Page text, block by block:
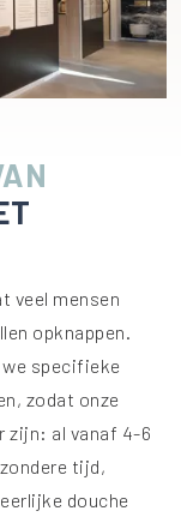
veel mensen
opknappen.
we specifieke
zodat onze
zijn: al vanaf 4-6
tijd,
douche